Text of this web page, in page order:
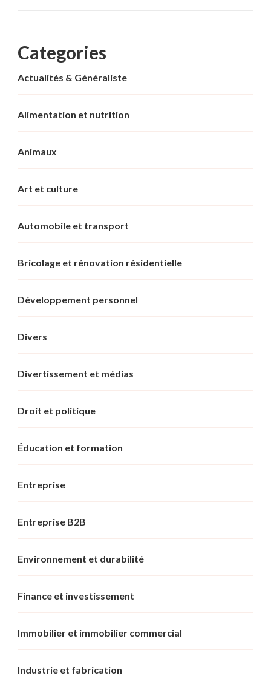
Categories
Actualités & Généraliste
Alimentation et nutrition
Animaux
Art et culture
Automobile et transport
Bricolage et rénovation résidentielle
Développement personnel
Divers
Divertissement et médias
Droit et politique
Éducation et formation
Entreprise
Entreprise B2B
Environnement et durabilité
Finance et investissement
Immobilier et immobilier commercial
Industrie et fabrication